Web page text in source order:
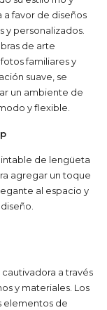
a favor de diseños
y personalizados.
de arte
familiares y
suave, se
un ambiente de
y flexible.
de lengüeta
agregar un toque
al espacio y
a través
y materiales. Los
elementos de